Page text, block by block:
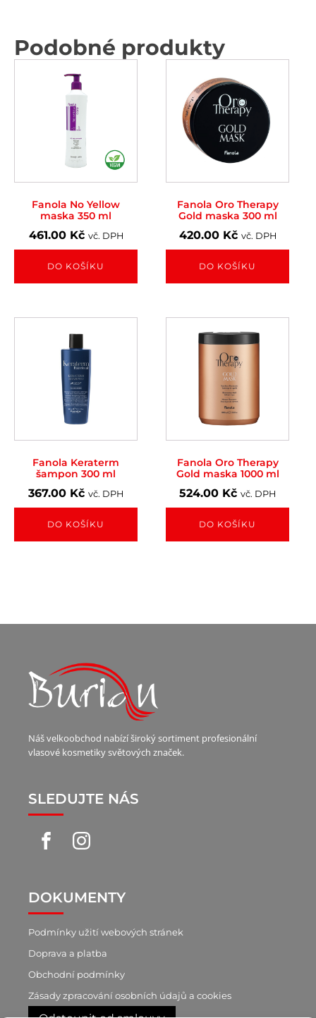
Podobné produkty
Fanola No Yellow
maska 350 ml
461.00 Kč vč. DPH
DO KOŠÍKU
Fanola Oro Therapy
Gold maska 300 ml
420.00 Kč vč. DPH
DO KOŠÍKU
Fanola Keraterm
šampon 300 ml
367.00 Kč vč. DPH
DO KOŠÍKU
Fanola Oro Therapy
Gold maska 1000 ml
524.00 Kč vč. DPH
DO KOŠÍKU
Náš velkoobchod nabízí široký sortiment profesionální
vlasové kosmetiky světových značek.
SLEDUJTE NÁS
DOKUMENTY
Podmínky užití webových stránek
Doprava a platba
Obchodní podmínky
Zásady zpracování osobních údajů a cookies